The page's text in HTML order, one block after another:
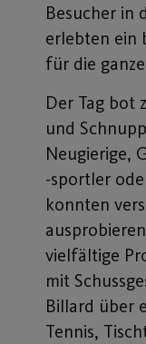
Besucher in
erlebten ein
für die
Der Tag bot
und
Neugierige,
-sportler
konnten
vielfältige
mit
Billard über
Tennis,